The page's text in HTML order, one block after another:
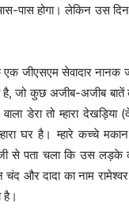
पास होगा। लेकिन उस
जीएसएम सेवादार नानक
जो कुछ अजीब-अजीब बातें
वाला डेरा तो म्हारा
घर है। म्हारे कच्चे
से पता चला कि उस लड़के
और दादा का नाम रामेश्वर
है।